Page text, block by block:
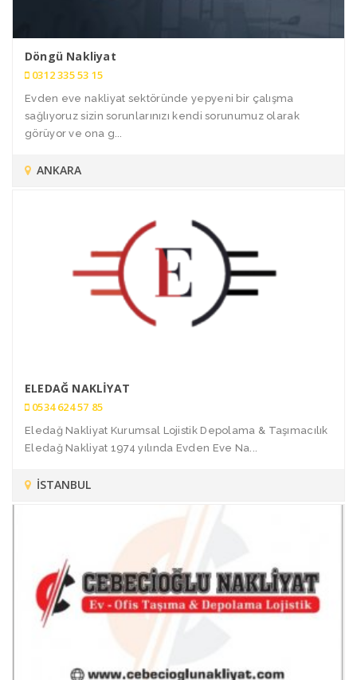
Döngü Nakliyat
0312 335 53 15
Evden eve nakliyat sektöründe yepyeni bir çalışma
sağlıyoruz sizin sorunlarınızı kendi sorunumuz olarak
görüyor ve ona g...
ANKARA
ELEDAĞ NAKLİYAT
0534 624 57 85
Eledağ Nakliyat Kurumsal Lojistik Depolama & Taşımacılık
Eledağ Nakliyat 1974 yılında Evden Eve Na...
İSTANBUL